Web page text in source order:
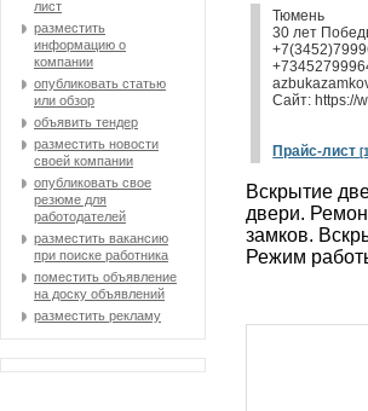
лист
разместить
информацию о
компании
опубликовать статью
или обзор
объявить тендер
разместить новости
своей компании
опубликовать свое
резюме для
работодателей
разместить вакансию
при поиске работника
поместить объявление
на доску объявлений
разместить рекламу
Тюмень
30 лет
Сайт: https://
Прайс-лист
Вскрытие
двери.
замков.
Режим